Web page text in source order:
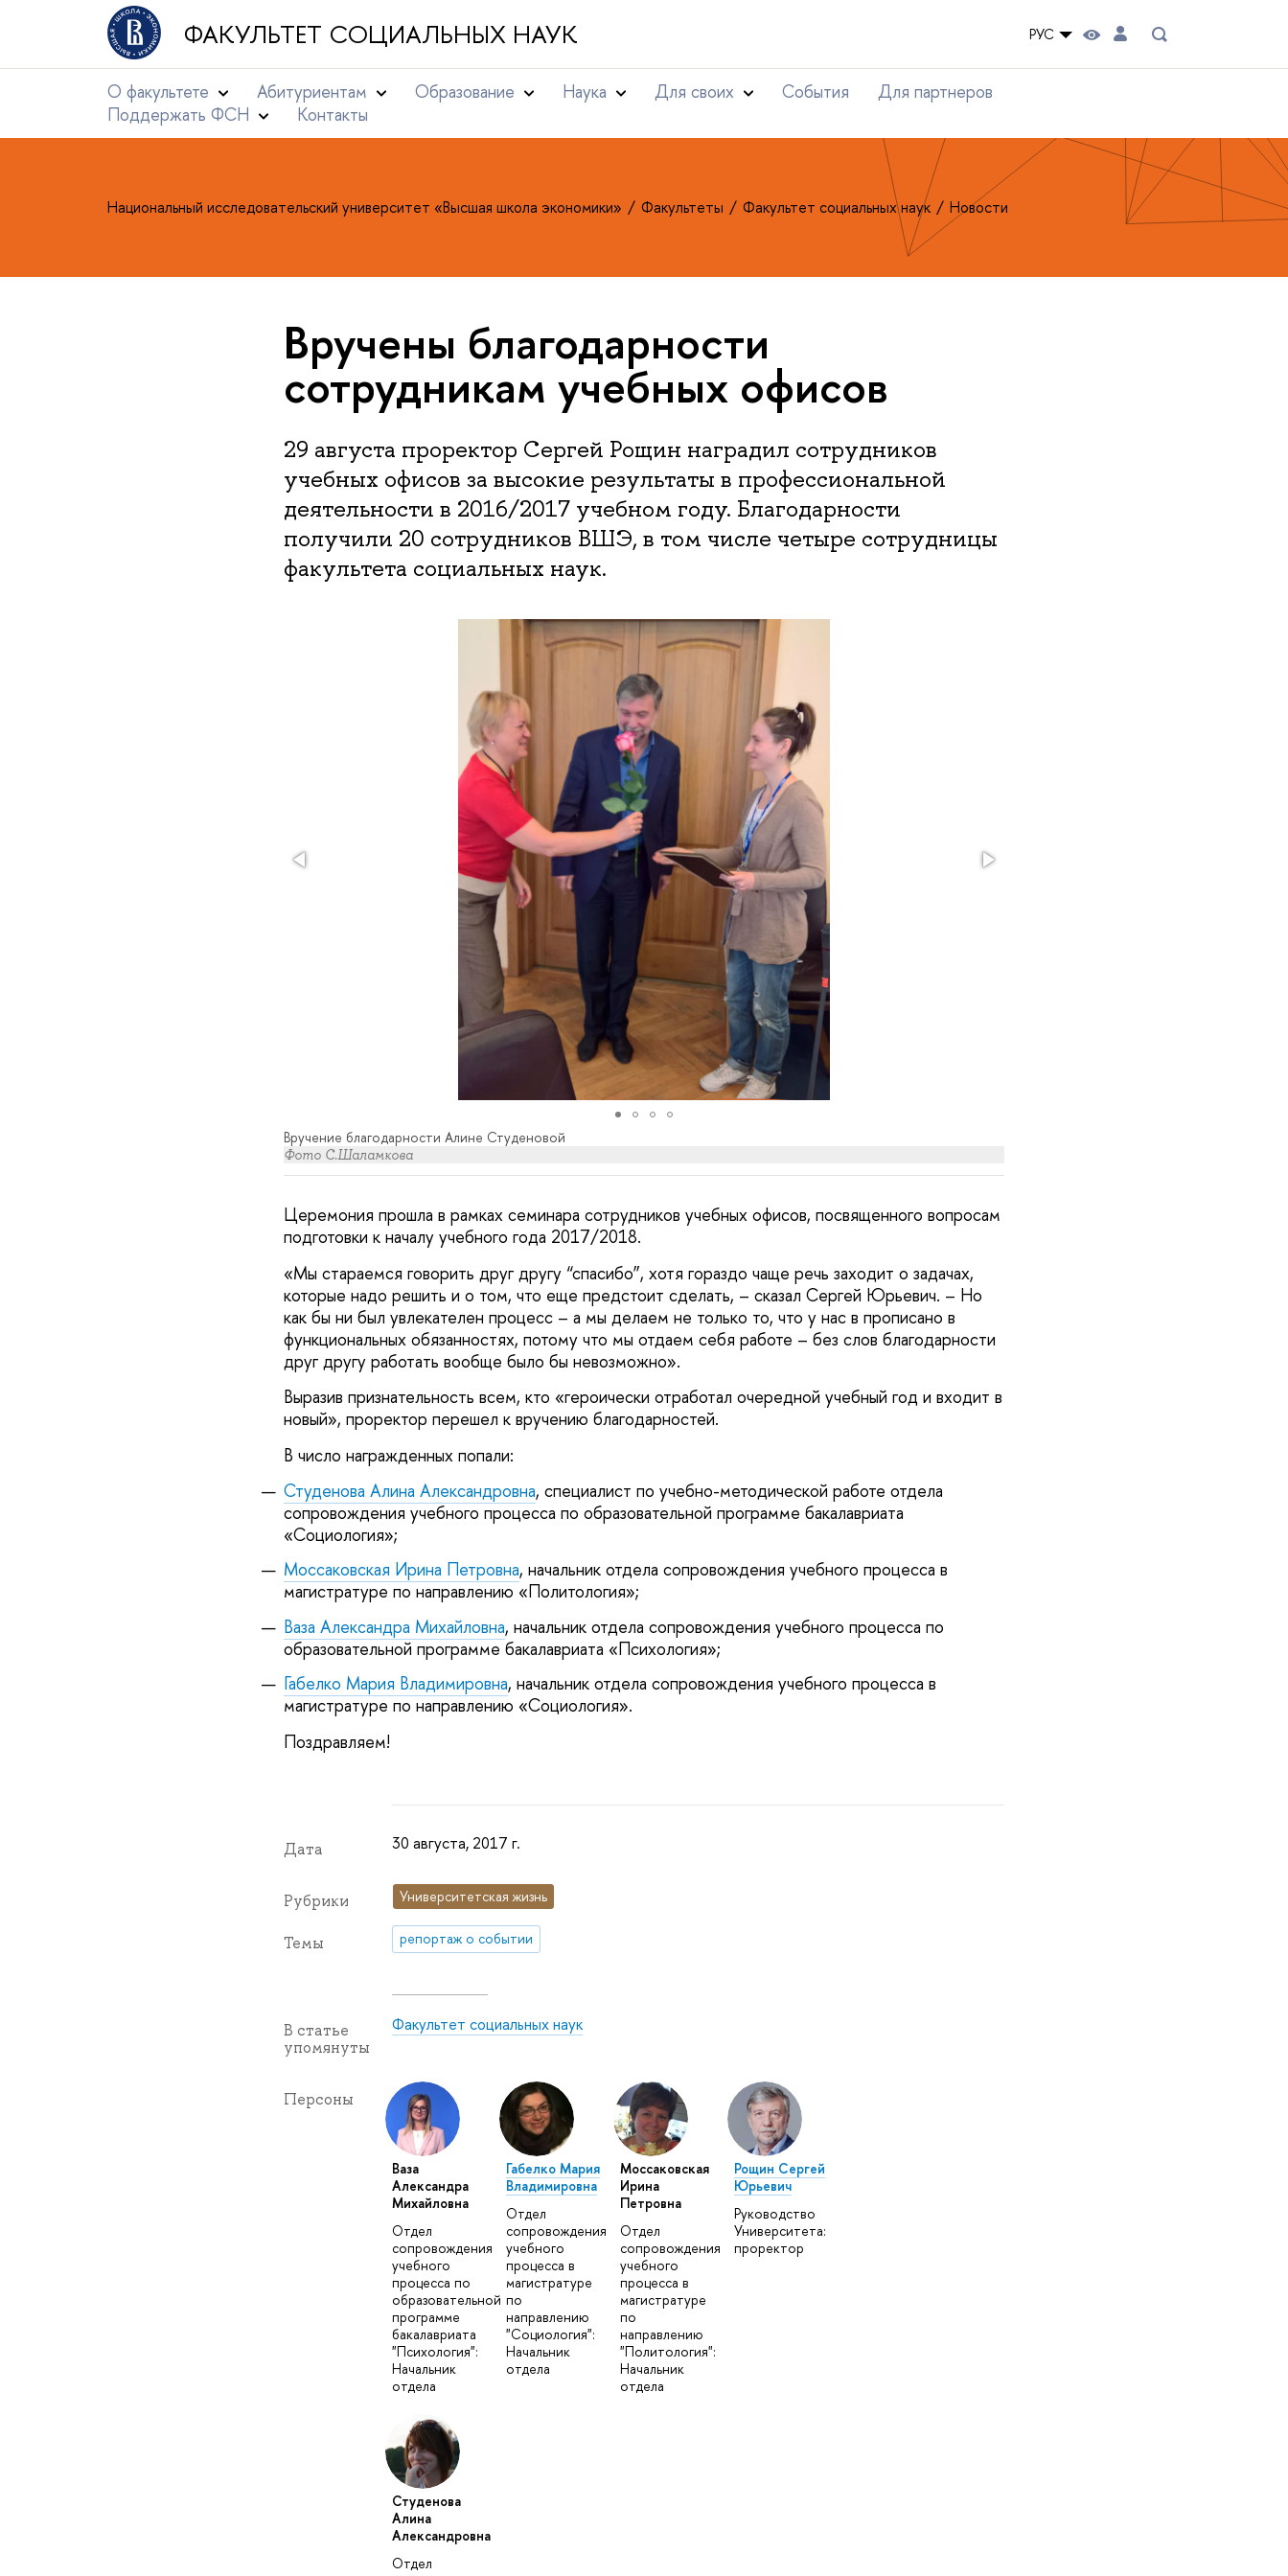
ФАКУЛЬТЕТ СОЦИАЛЬНЫХ НАУК РУС
О факультете Абитуриентам Образование Наука Для своих События
Для партнеров
Поддержать ФСН
Контакты
Национальный исследовательский университет «Высшая школа экономики» Факультеты Факультет социальных наук Новости
Вручены благодарности
сотрудникам учебных офисов
29 августа проректор Сергей Рощин наградил сотрудников
учебных офисов за высокие результаты в профессиональной
деятельности в 2016/2017 учебном году. Благодарности
получили 20 сотрудников ВШЭ, в том числе четыре сотрудницы
факультета социальных наук.
Вручение благодарности Алине Студеновой
Фото С.Шаламкова
Церемония прошла в рамках семинара сотрудников учебных офисов, посвященного вопросам
подготовки к началу учебного года 2017/2018.
«Мы стараемся говорить друг другу “спасибо”, хотя гораздо чаще речь заходит о задачах,
которые надо решить и о том, что еще предстоит сделать, – сказал Сергей Юрьевич. – Но
как бы ни был увлекателен процесс – а мы делаем не только то, что у нас в прописано в
функциональных обязанностях, потому что мы отдаем себя работе – без слов благодарности
друг другу работать вообще было бы невозможно».
Выразив признательность всем, кто «героически отработал очередной учебный год и входит в
новый», проректор перешел к вручению благодарностей.
В число награжденных попали:
Студенова Алина Александровна, специалист по учебно-методической работе отдела
сопровождения учебного процесса по образовательной программе бакалавриата
«Социология»;
Моссаковская Ирина Петровна, начальник отдела сопровождения учебного процесса в
магистратуре по направлению «Политология»;
Ваза Александра Михайловна, начальник отдела сопровождения учебного процесса по
образовательной программе бакалавриата «Психология»;
Габелко Мария Владимировна, начальник отдела сопровождения учебного процесса в
магистратуре по направлению «Социология».
Поздравляем!
Дата 30 августа, 2017 г.
Рубрики Университетская жизнь
Темы репортаж о событии
В статье
упомянуты
Факультет социальных наук
Персоны
Ваза
Александра
Михайловна
Отдел
сопровождения
учебного
процесса по
образовательной
программе
бакалавриата
"Психология":
Начальник
отдела
Габелко Мария
Владимировна
Отдел
сопровождения
учебного
процесса в
магистратуре
по
направлению
"Социология":
Начальник
отдела
Моссаковская
Ирина
Петровна
Отдел
сопровождения
учебного
процесса в
магистратуре
по
направлению
"Политология":
Начальник
отдела
Рощин Сергей
Юрьевич
Руководство
Университета:
проректор
Студенова
Алина
Александровна
Отдел